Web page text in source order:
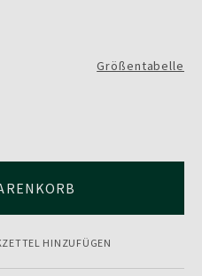
Größentabelle
HINZUFÜGEN